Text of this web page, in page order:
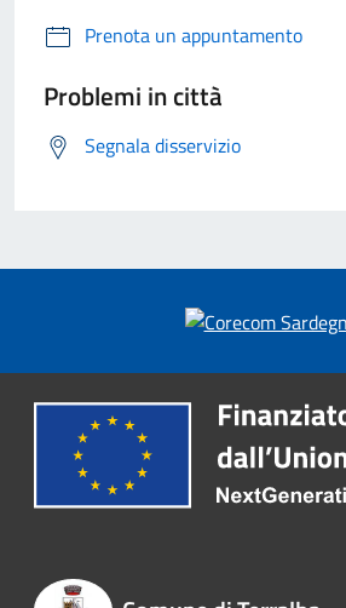
Prenota un appuntamento
Problemi in città
Segnala disservizio